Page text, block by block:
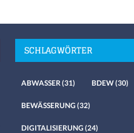
SCHLAGWÖRTER
ABWASSER (31) BDEW(30)
BEWÄSSERUNG (32)
DIGITALISIERUNG (24)